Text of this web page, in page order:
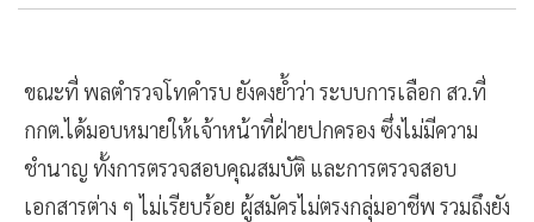
ขณะที่ พลตำรวจโทคำรบ ยังคงย้ำว่า ระบบการเลือก สว.ที่
กกต.ได้มอบหมายให้เจ้าหน้าที่ฝ่ายปกครอง ซึ่งไม่มีความ
ชำนาญ ทั้งการตรวจสอบคุณสมบัติ และการตรวจสอบ
เอกสารต่าง ๆ ไม่เรียบร้อย ผู้สมัครไม่ตรงกลุ่มอาชีพ รวมถึงยัง